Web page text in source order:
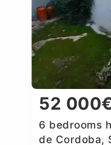
52
6 bedrooms
de Cordoba,